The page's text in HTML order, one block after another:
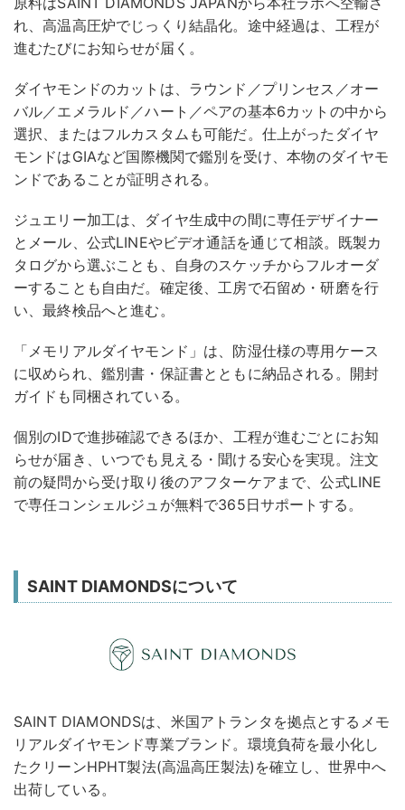
れ、高温高圧炉でじっくり結晶化。途中経過は、工程が
進むたびにお知らせが届く。
ダイヤモンドのカットは、ラウンド／プリンセス／オー
バル／エメラルド／ハート／ペアの基本6カットの中から
選択、またはフルカスタムも可能だ。仕上がったダイヤ
モンドはGIAなど国際機関で鑑別を受け、本物のダイヤモ
ンドであることが証明される。
ジュエリー加工は、ダイヤ生成中の間に専任デザイナー
とメール、公式LINEやビデオ通話を通じて相談。既製カ
タログから選ぶことも、自身のスケッチからフルオーダ
ーすることも自由だ。確定後、工房で石留め・研磨を行
い、最終検品へと進む。
「メモリアルダイヤモンド」は、防湿仕様の専用ケース
に収められ、鑑別書・保証書とともに納品される。開封
ガイドも同梱されている。
個別のIDで進捗確認できるほか、工程が進むごとにお知
らせが届き、いつでも見える・聞ける安心を実現。注文
前の疑問から受け取り後のアフターケアまで、公式LINE
で専任コンシェルジュが無料で365日サポートする。
SAINT DIAMONDSについて
SAINT DIAMONDSは、米国アトランタを拠点とするメモ
リアルダイヤモンド専業ブランド。環境負荷を最小化し
たクリーンHPHT製法(高温高圧製法)を確立し、世界中へ
出荷している。